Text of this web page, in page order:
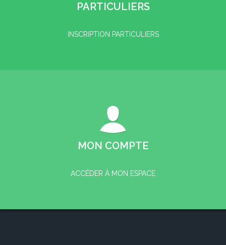
PARTICULIERS
INSCRIPTION PARTICULIERS
MON COMPTE
ACCÉDER À MON ESPACE